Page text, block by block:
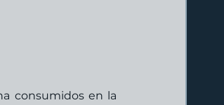
consumidos en la